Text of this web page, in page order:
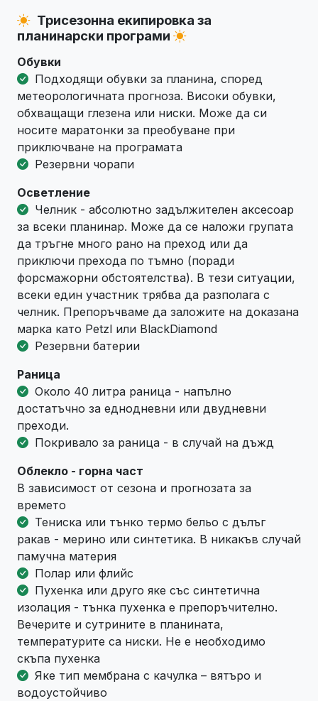
Трисезонна екипировка за
планинарски програми
Обувки
Подходящи обувки за планина, според
метеорологичната прогноза. Високи обувки,
обхващащи глезена или ниски. Може да си
носите маратонки за преобуване при
приключване на програмата
Резервни чорапи
Осветление
Челник - абсолютно задължителен аксесоар
за всеки планинар. Може да се наложи групата
да тръгне много рано на преход или да
приключи прехода по тъмно (поради
форсмажорни обстоятелства). В тези ситуации,
всеки един участник трябва да разполага с
челник. Препоръчваме да заложите на доказана
марка като Petzl или BlackDiamond
Резервни батерии
Раница
Около 40 литра раница - напълно
достатъчно за еднодневни или двудневни
преходи.
Покривало за раница - в случай на дъжд
Облекло - горна част
В зависимост от сезона и прогнозата за
времето
Тениска или тънко термо бельо с дълъг
ракав - мерино или синтетика. В никакъв случай
памучна материя
Полар или флийс
Пухенка или друго яке със синтетична
изолация - тънка пухенка е препоръчително.
Вечерите и сутрините в планината,
температурите са ниски. Не е необходимо
скъпа пухенка
Яке тип мембрана с качулка – вятъро и
водоустойчиво